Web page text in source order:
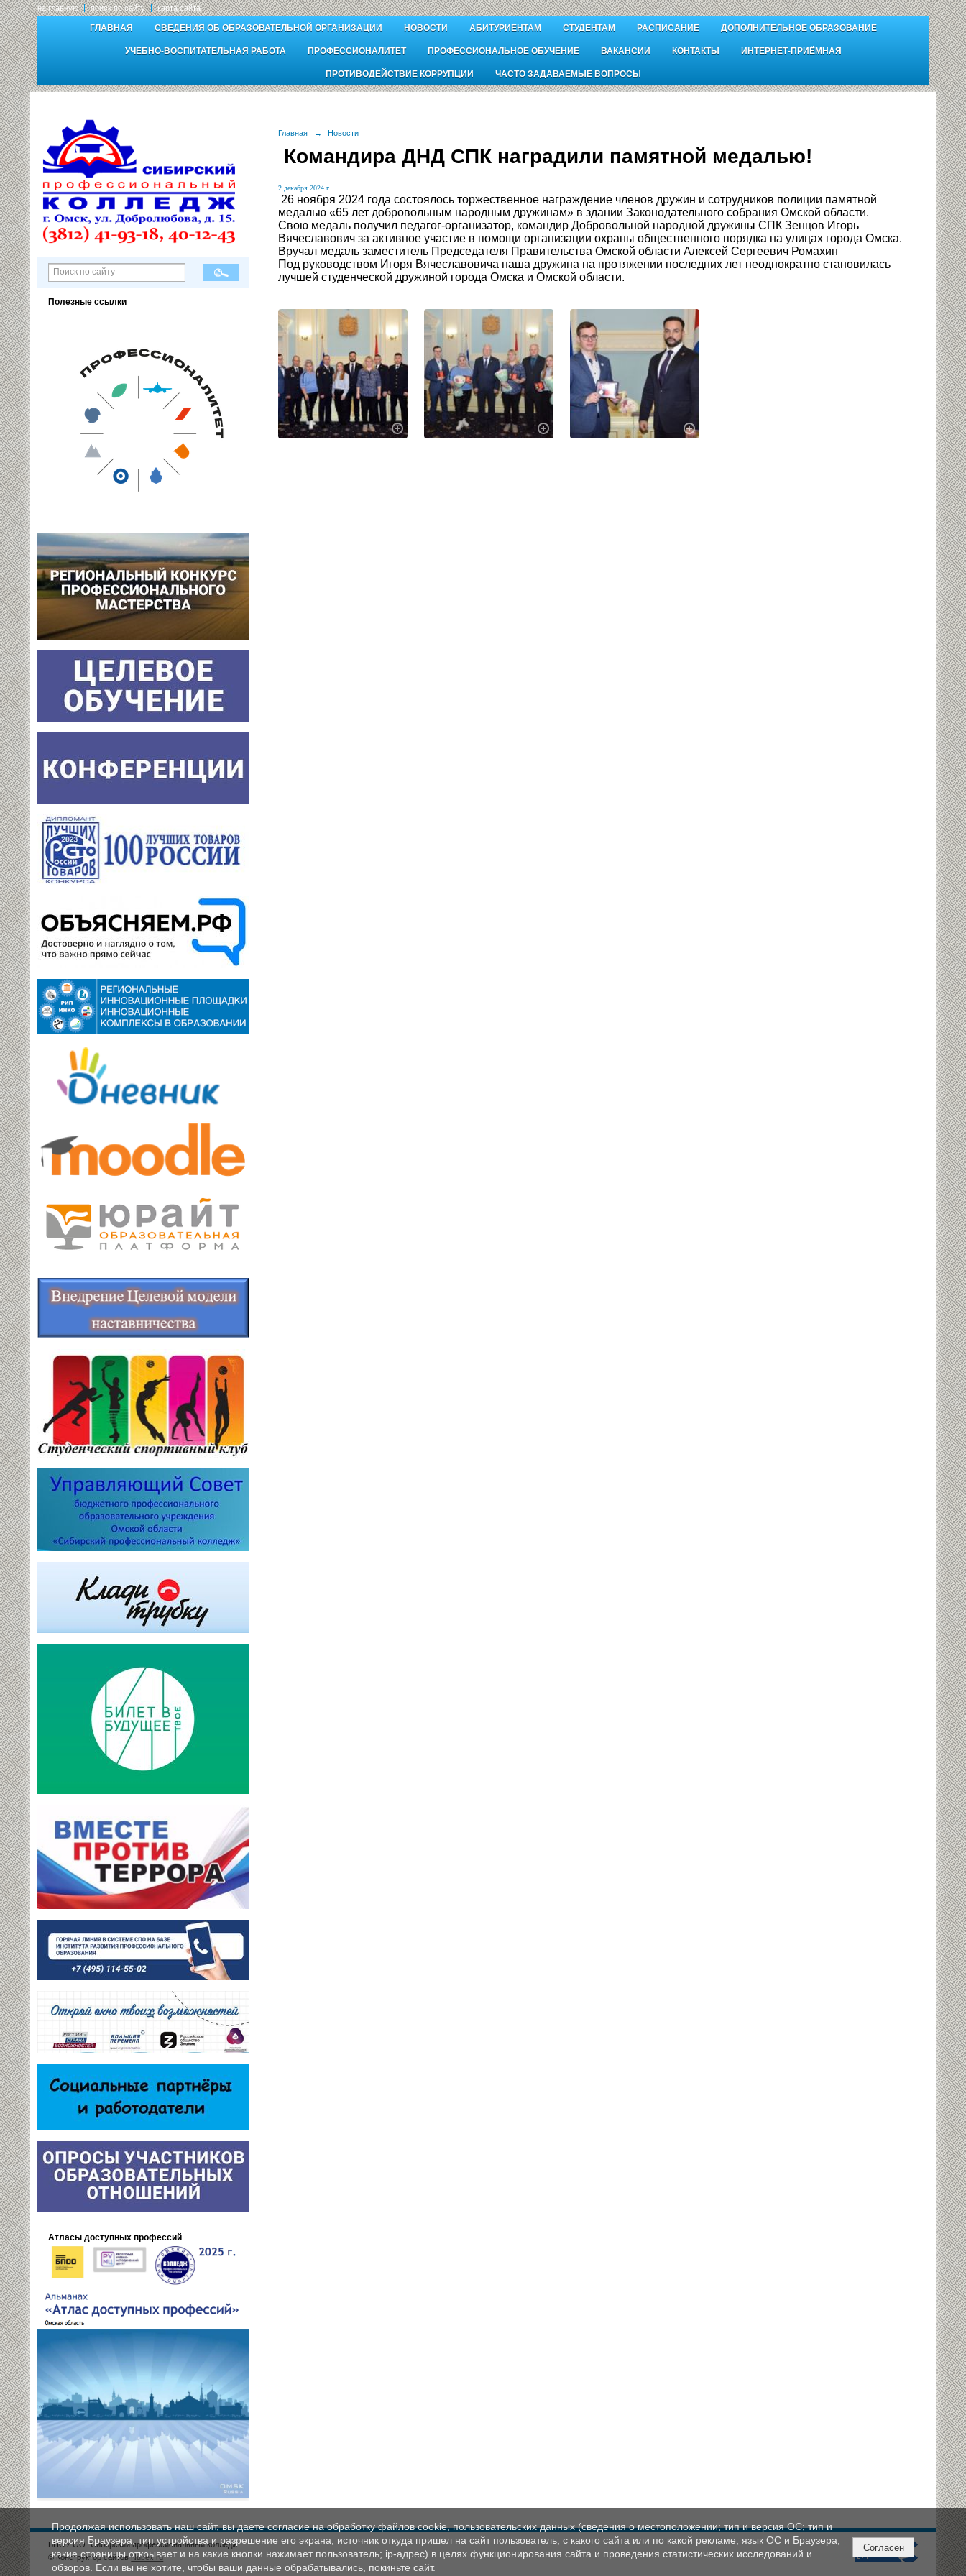
на главную поиск по сайту карта сайта
ГЛАВНАЯ СВЕДЕНИЯ ОБ ОБРАЗОВАТЕЛЬНОЙ ОРГАНИЗАЦИИ НОВОСТИ АБИТУРИЕНТАМ СТУДЕНТАМ РАСПИСАНИЕ ДОПОЛНИТЕЛЬНОЕ ОБРАЗОВАНИЕ
УЧЕБНО-ВОСПИТАТЕЛЬНАЯ РАБОТА ПРОФЕССИОНАЛИТЕТ ПРОФЕССИОНАЛЬНОЕ ОБУЧЕНИЕ ВАКАНСИИ КОНТАКТЫ ИНТЕРНЕТ-ПРИЁМНАЯ
ПРОТИВОДЕЙСТВИЕ КОРРУПЦИИ ЧАСТО ЗАДАВАЕМЫЕ ВОПРОСЫ
Полезные ссылки
Атласы доступных профессий
Главная → Новости
Командира ДНД СПК наградили памятной медалью!
2 декабря 2024 г.
26 ноября 2024 года состоялось торжественное награждение членов дружин и сотрудников полиции памятной
медалью «65 лет добровольным народным дружинам» в здании Законодательного собрания Омской области.
Свою медаль получил педагог-организатор, командир Добровольной народной дружины СПК Зенцов Игорь
Вячеславович за активное участие в помощи организации охраны общественного порядка на улицах города Омска.
Вручал медаль заместитель Председателя Правительства Омской области Алексей Сергеевич Ромахин
Под руководством Игоря Вячеславовича наша дружина на протяжении последних лет неоднократно становилась
лучшей студенческой дружиной города Омска и Омской области.
БПОУ ОО "Сибирский профессиональный колледж"
© Конструктор сайтовNubex.ru
Продолжая использовать наш сайт, вы даете согласие на обработку файлов cookie, пользовательских данных (сведения о местоположении; тип и версия ОС; тип и
версия Браузера; тип устройства и разрешение его экрана; источник откуда пришел на сайт пользователь; с какого сайта или по какой рекламе; язык ОС и Браузера;
какие страницы открывает и на какие кнопки нажимает пользователь; ip-адрес) в целях функционирования сайта и проведения статистических исследований и
обзоров. Если вы не хотите, чтобы ваши данные обрабатывались, покиньте сайт.
Согласен